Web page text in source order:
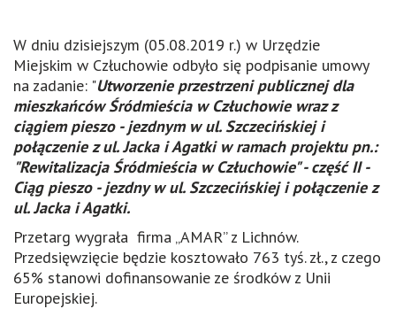
W dniu dzisiejszym (05.08.2019 r.) w Urzędzie
Miejskim w Człuchowie odbyło się podpisanie umowy
na zadanie: "Utworzenie przestrzeni publicznej dla
mieszkańców Śródmieścia w Człuchowie wraz z
ciągiem pieszo - jezdnym w ul. Szczecińskiej i
połączenie z ul. Jacka i Agatki w ramach projektu pn.:
"Rewitalizacja Śródmieścia w Człuchowie" - część II -
Ciąg pieszo - jezdny w ul. Szczecińskiej i połączenie z
ul. Jacka i Agatki.
Przetarg wygrała firma „AMAR” z Lichnów.
Przedsięwzięcie będzie kosztowało 763 tyś. zł., z czego
65% stanowi dofinansowanie ze środków z Unii
Europejskiej.